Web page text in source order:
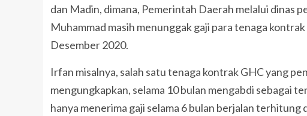
dan Madin, dimana, Pemerintah Daerah melalui dinas
Muhammad masih menunggak gaji para tenaga
Desember 2020.
Irfan misalnya, salah satu tenaga kontrak GHC yang
mengungkapkan, selama 10 bulan mengabdi sebagai
hanya menerima gaji selama 6 bulan berjalan